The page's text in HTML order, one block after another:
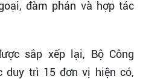
đàm phán và hợp tác
sắp xếp lại, Bộ Công
duy trì 15 đơn vị hiện có,